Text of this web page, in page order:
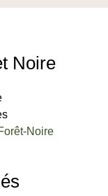
Noire
Noire